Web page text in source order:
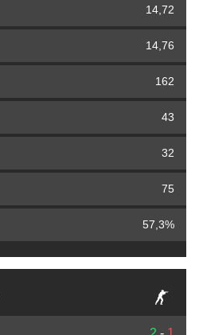
14,72
14,76
162
43
32
75
57,3%